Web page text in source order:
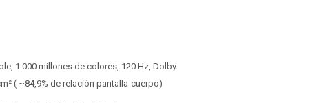
1.000 millones de colores, 120 Hz, Dolby
( ~84,9% de relación pantalla-cuerpo)